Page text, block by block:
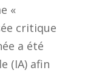
«
critique
a été
(IA) afin